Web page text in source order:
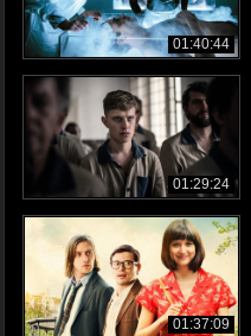
01:40:44
01:29:24
01:37:09